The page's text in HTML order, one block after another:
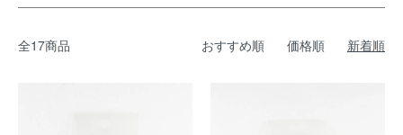
全17商品 おすすめ順 価格順 新着順